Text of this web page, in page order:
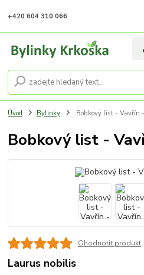
+420 604 310 066
Úvod Bylinky Bobkový list - Vavřín
Bobkový list -
Ohodnotit produkt
Laurus nobilis